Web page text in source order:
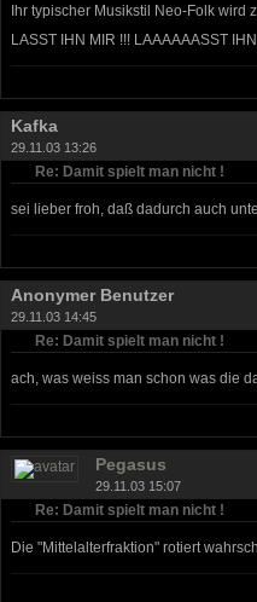
Ihr typischer Musikstil Neo-Folk wird
LASST IHN MIR !!! LAAAAAASST
Kafka
29.11.03 13:26
Re: Damit spielt man nicht !
sei lieber froh, daß dadurch auch
Anonymer Benutzer
29.11.03 14:45
Re: Damit spielt man nicht !
ach, was weiss man schon was die
Pegasus
29.11.03 15:07
Re: Damit spielt man nicht !
Die "Mittelalterfraktion" rotiert